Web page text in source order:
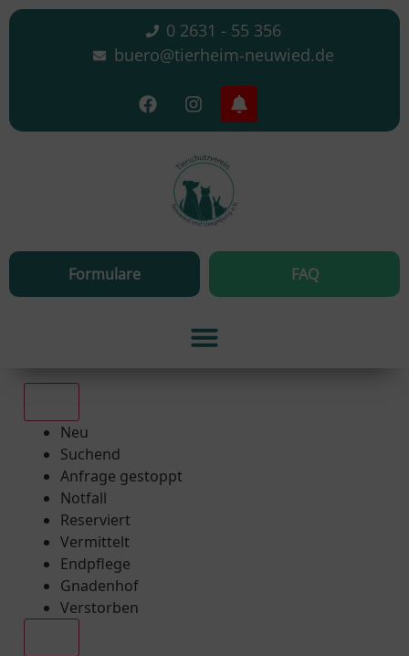
0 2631 - 55 356
buero@tierheim-neuwied.de
Formulare FAQ
Neu
Suchend
Anfrage gestoppt
Notfall
Reserviert
Vermittelt
Endpflege
Gnadenhof
Verstorben